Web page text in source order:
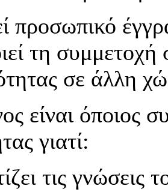
προσωπικό
τη
σε άλλη
είναι όποιος
γιατί:
τις γνώσεις